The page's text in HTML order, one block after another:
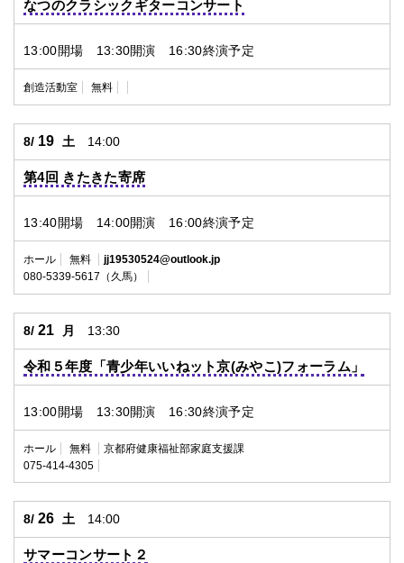
なつのクラシックギターコンサート
13:00開場 13:30開演 16:30終演予定
創造活動室 無料
8/ 19 土 14:00
第4回 きたきた寄席
13:40開場 14:00開演 16:00終演予定
ホール 無料
jj19530524@outlook.jp
080-5339-5617（久馬）
8/ 21 月 13:30
令和５年度「青少年いいねット京(みやこ)フォーラム」
13:00開場 13:30開演 16:30終演予定
ホール 無料
京都府健康福祉部家庭支援課
075-414-4305
8/ 26 土 14:00
サマーコンサート２